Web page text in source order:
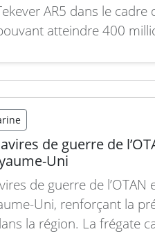
AR5 dans le cadre
atteindre 400
portera sur six drones
de guerre de
Uni
de guerre de l’OTAN
Uni, renforçant la
la région. La frégate